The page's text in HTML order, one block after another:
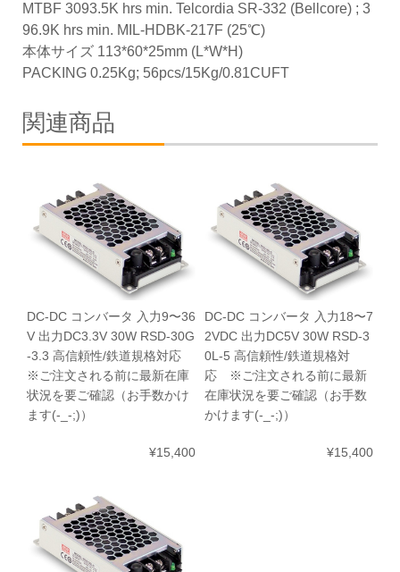
MTBF 3093.5K hrs min. Telcordia SR-332 (Bellcore) ; 3
96.9K hrs min. MIL-HDBK-217F (25℃)
本体サイズ 113*60*25mm (L*W*H)
PACKING 0.25Kg; 56pcs/15Kg/0.81CUFT
関連商品
DC-DC コンバータ 入力9〜36
V 出力DC3.3V 30W RSD-30G
-3.3 高信頼性/鉄道規格対応
※ご注文される前に最新在庫
状況を要ご確認（お手数かけ
ます(-_-;)）
¥15,400
DC-DC コンバータ 入力18〜7
2VDC 出力DC5V 30W RSD-3
0L-5 高信頼性/鉄道規格対
応 ※ご注文される前に最新
在庫状況を要ご確認（お手数
かけます(-_-;)）
¥15,400